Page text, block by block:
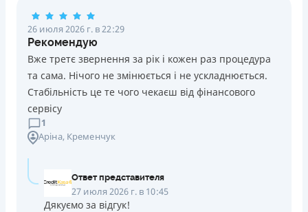
26 июля 2026 г. в 22:29
Рекомендую
Вже третє звернення за рік і кожен раз процедура
та сама. Нічого не змінюється і не ускладнюється.
Стабільність це те чого чекаєш від фінансового
сервісу
1
Аріна, Кременчук
Ответ представителя
27 июля 2026 г. в 10:45
Дякуємо за відгук!